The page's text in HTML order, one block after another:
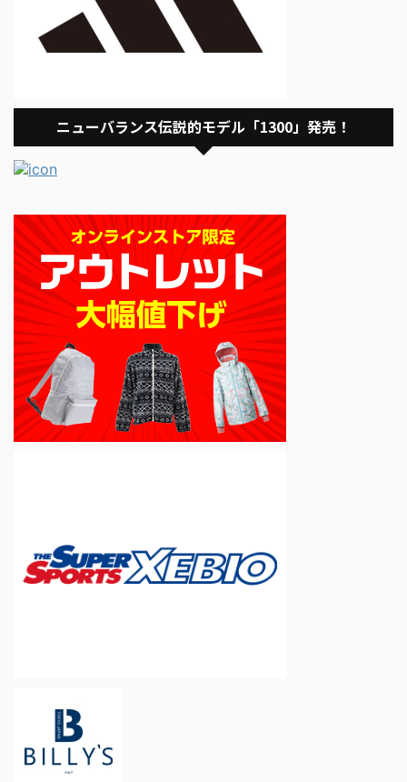
ニューバランス伝説的モデル「1300」発売！